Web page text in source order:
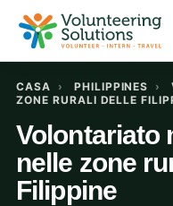
CASA › PHILIPPINES ›
ZONE RURALI DELLE
Volontariato
nelle zone
Filippine